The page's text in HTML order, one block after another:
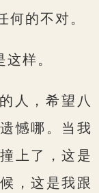
何的不对。
样。
人，希望八
憾哪。当我
上了，这是
，这是我跟